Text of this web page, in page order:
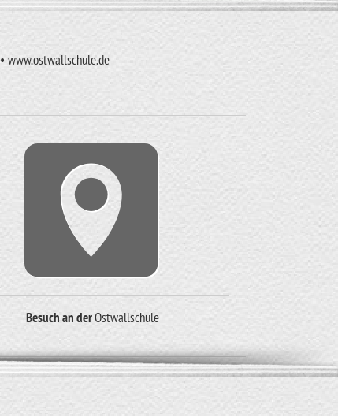
www.ostwallschule.de
Besuch an derOstwallschule